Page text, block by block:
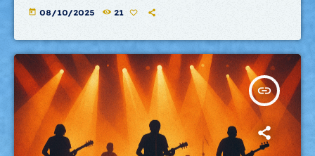
today 08/10/2025 21
insert_link